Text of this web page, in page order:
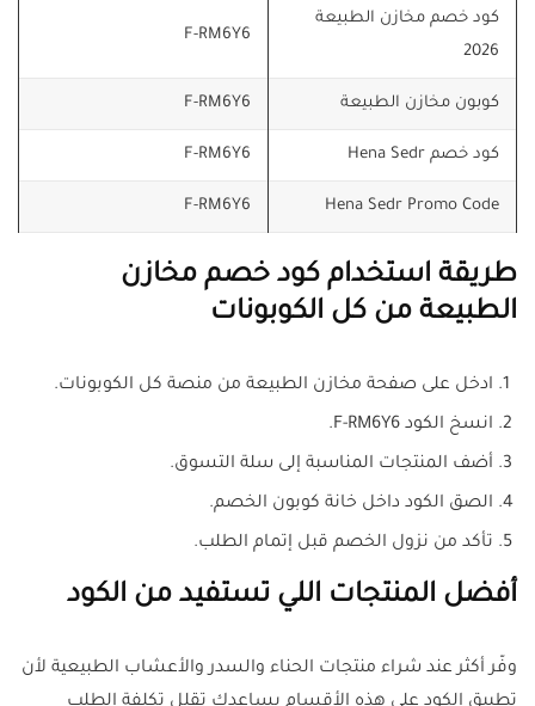
كود خصم مخازن الطبيعة
2026
F-RM6Y6
كوبون مخازن الطبيعة F-RM6Y6
كود خصم Hena Sedr F-RM6Y6
Hena Sedr Promo Code
F-RM6Y6
طريقة استخدام كود خصم مخازن
الطبيعة من كل الكوبونات
ادخل على صفحة مخازن الطبيعة من منصة كل الكوبونات.
انسخ الكود F-RM6Y6.
أضف المنتجات المناسبة إلى سلة التسوق.
الصق الكود داخل خانة كوبون الخصم.
تأكد من نزول الخصم قبل إتمام الطلب.
أفضل المنتجات اللي تستفيد من الكود
وفّر أكثر عند شراء منتجات الحناء والسدر والأعشاب الطبيعية لأن